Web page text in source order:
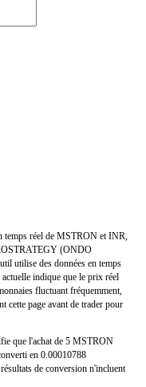
temps réel de MSTRON et INR,
(ONDO
utilise des données en temps
indique que le prix réel
fluctuant fréquemment,
cette page avant de trader pour
que l'achat de 5 MSTRON
en 0.00010788
de conversion n'incluent